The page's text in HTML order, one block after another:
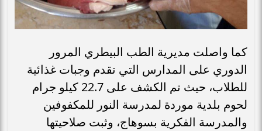
كما واصلت مديرية الطب البيطري المرور
الدوري على المدارس التي تقدم وجبات غذائية
للطلاب، حيث تم الكشف على 22.7 كيلو جرام
لحوم بلدية موردة لمدرسة النور للمكفوفين
والمدرسة الفكرية بسوهاج، وثبت صلاحيتها